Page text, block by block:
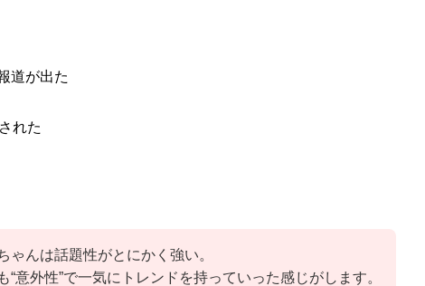
道が出た
れた
ゃんは話題性がとにかく強い。
“意外性”で一気にトレンドを持っていった感じがします。